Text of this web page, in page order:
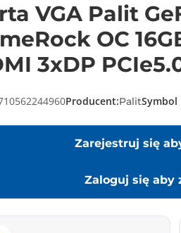
VGA Palit
OC
3xDP
Producent:PalitSymbol
Zarejestruj się
Zaloguj się aby